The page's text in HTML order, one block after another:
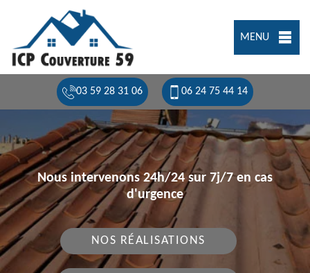
MENU
03 59 28 31 06 06 24 75 44 14
Nous intervenons 24h/24 sur 7j/7 en cas
d'urgence
NOS RÉALISATIONS